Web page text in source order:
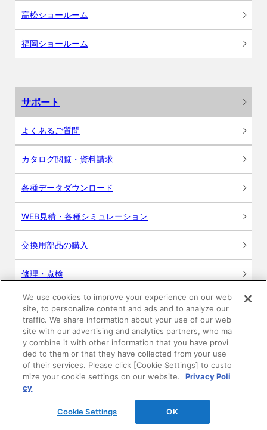
高松ショールーム
福岡ショールーム
サポート
よくあるご質問
カタログ閲覧・資料請求
各種データダウンロード
WEB見積・各種シミュレーション
交換用部品の購入
修理・点検
お問い合わせ
ログイン
建築・設計関係者様向けサイト
ユーザー登録サービス
WEB見積システム
We use cookies to improve your experience on our web
site, to personalize content and ads and to analyze our
traffic. We share information about your use of our web
site with our advertising and analytics partners, who ma
y combine it with other information that you have provi
ded to them or that they have collected from your use
of their services. Please click [Cookie Settings] to custo
mize your cookie settings on our website.
Privacy Poli
cy
Cookie Settings OK